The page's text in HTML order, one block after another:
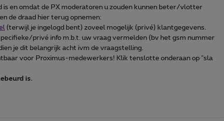
is en omdat de PX moderatoren u zouden kunnen beter/vlotter
de draad hier terug opnemen:
(terwijl je ingelogd bent) zoveel mogelijk (privé) klantgegevens.
privé info m.b.t. uw vraag vermelden (bv het gsm nummer
je dit belangrijk acht ivm de vraagstelling.
voor Proximus-medewerkers! Klik tenslotte onderaan op "sla
is.